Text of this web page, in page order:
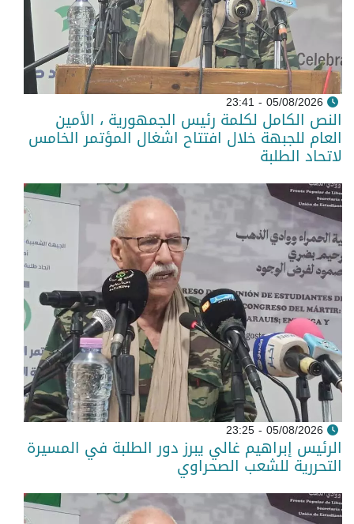
05/08/2026 - 23:41
النص الكامل لكلمة رئيس الجمهورية ، الأمين
العام للجبهة خلال افتتاح اشغال المؤتمر الخامس
لاتحاد الطلبة
05/08/2026 - 23:25
الرئيس إبراهيم غالي يبرز دور الطلبة في المسيرة
التحررية للشعب الصحراوي